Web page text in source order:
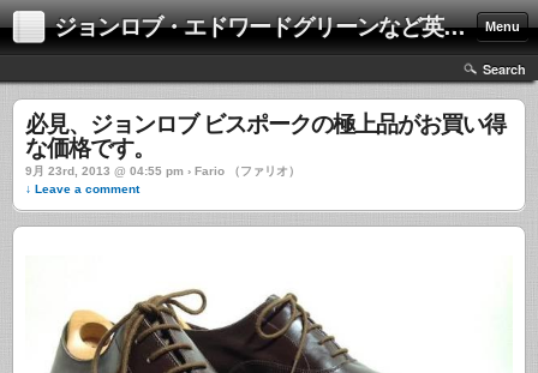
ジョンロブ・エドワードグリーンなど英国靴の激安中古通販情報ブログ Menu
Search
必見、ジョンロブ ビスポークの極上品がお買い得
な価格です。
9月 23rd, 2013 @ 04:55 pm › Fario （ファリオ）
↓ Leave a comment